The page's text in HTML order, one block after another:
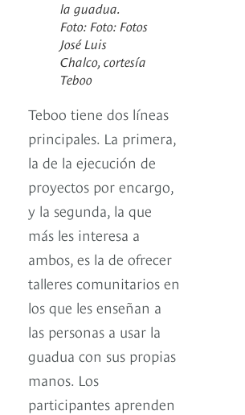
la guadua.
Foto: Foto: Fotos
José Luis
Chalco, cortesía
Teboo
Teboo tiene dos líneas
principales. La primera,
la de la ejecución de
proyectos por encargo,
y la segunda, la que
más les interesa a
ambos, es la de ofrecer
talleres comunitarios en
los que les enseñan a
las personas a usar la
guadua con sus propias
manos. Los
participantes aprenden